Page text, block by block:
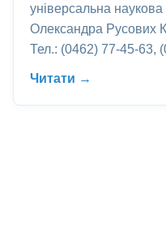
універсальна наукова
Олександра
Тел.: (0462) 77-45-63,
Читати →